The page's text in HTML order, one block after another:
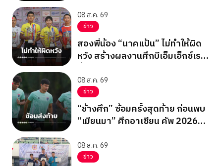
08 ส.ค. 69
ข่าว
สองพี่น้อง “นาคแป้น” ไม่ทำให้ผิด
หวัง สร้างผลงานศึกบีเอ็มเอ็กซ์เรซ
08 ส.ค. 69
ข่าว
“ช้างศึก” ซ้อมครั้งสุดท้าย ก่อนพบ
“เมียนมา” ศึกอาเซียน คัพ 2026
08 ส.ค. 69
ข่าว